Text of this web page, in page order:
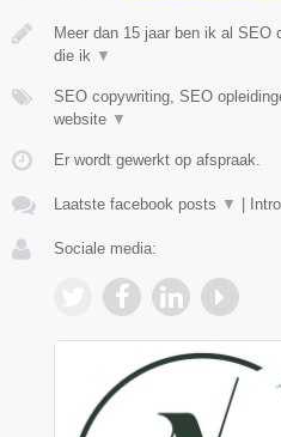
Meer dan 15 jaar ben ik al SEO
die ik ▼
SEO copywriting, SEO
website ▼
Er wordt gewerkt op afspraak.
Laatste facebook posts ▼ |
Sociale media: